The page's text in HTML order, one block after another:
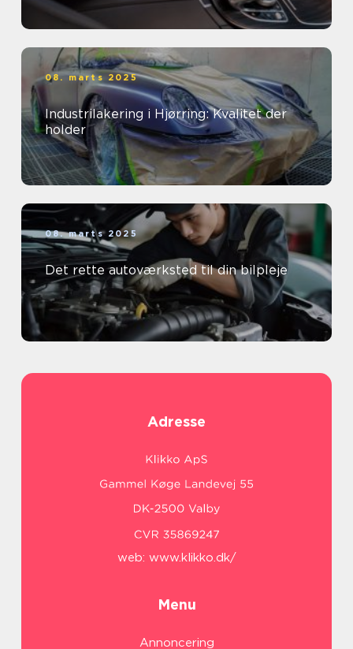
08. marts 2025
Industrilakering i Hjørring: Kvalitet der
holder
08. marts 2025
Det rette autoværksted til din bilpleje
Adresse
web: www.klikko.dk/
Menu
Annoncering